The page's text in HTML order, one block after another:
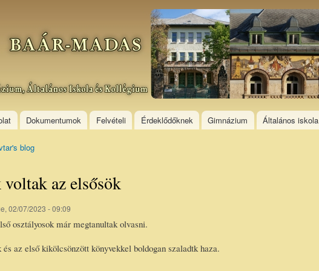
Skip to
main
content
Dokumentumok Felvételi Érdeklődőknek Gimnázium Általános iskola
blog
az elsősök
02/07/2023 - 09:09
osztályosok már megtanultak olvasni.
az első kikölcsönzött könyvekkel boldogan szaladtk haza.